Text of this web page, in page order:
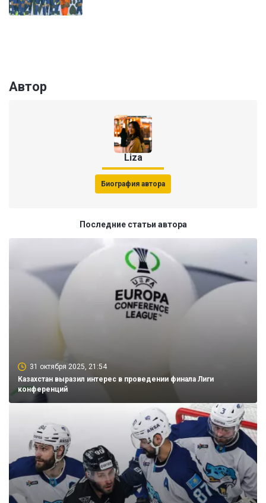
Автор
Liza
Биография автора
Последние статьи автора
31 октября 2025, 21:54
Казахстан выразил интерес в проведении финала Лиги
конференций